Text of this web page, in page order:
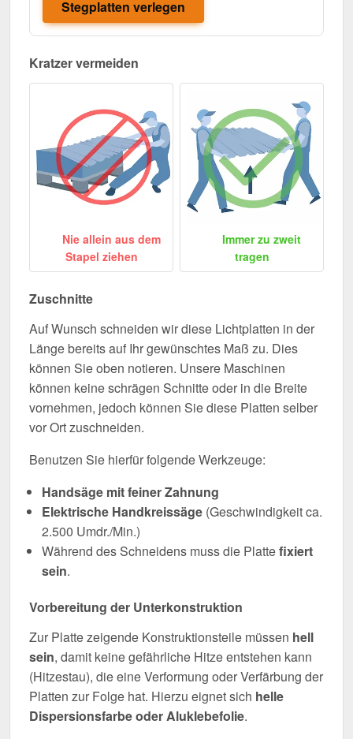
Stegplatten verlegen
Kratzer vermeiden
Nie allein aus dem
Stapel ziehen
Immer zu zweit
tragen
Zuschnitte
Auf Wunsch schneiden wir diese Lichtplatten in der
Länge bereits auf Ihr gewünschtes Maß zu. Dies
können Sie oben notieren. Unsere Maschinen
können keine schrägen Schnitte oder in die Breite
vornehmen, jedoch können Sie diese Platten selber
vor Ort zuschneiden.
Benutzen Sie hierfür folgende Werkzeuge:
Handsäge mit feiner Zahnung
Elektrische Handkreissäge (Geschwindigkeit ca.
2.500 Umdr./Min.)
Während des Schneidens muss die Plattefixiert
sein.
Vorbereitung der Unterkonstruktion
Zur Platte zeigende Konstruktionsteile müssen hell
sein, damit keine gefährliche Hitze entstehen kann
(Hitzestau), die eine Verformung oder Verfärbung der
Platten zur Folge hat. Hierzu eignet sich helle
Dispersionsfarbe oder Aluklebefolie.